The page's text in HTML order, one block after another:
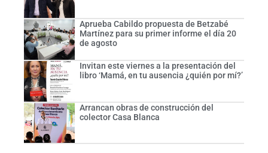
Aprueba Cabildo propuesta de Betzabé
Martínez para su primer informe el día 20
de agosto
Invitan este viernes a la presentación del
libro ‘Mamá, en tu ausencia ¿quién por mí?’
Arrancan obras de construcción del
colector Casa Blanca